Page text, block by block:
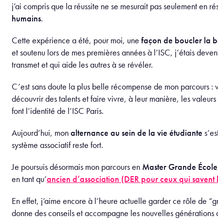
j’ai compris que la réussite ne se mesurait pas seulement en
humains.
Cette expérience a été, pour moi, une façon de boucler la
et soutenu lors de mes premières années à l’ISC, j’étais
transmet et qui aide les autres à se révéler.
C’est sans doute la plus belle récompense de mon parcours :
découvrir des talents et faire vivre, à leur manière, les valeurs
font l’identité de l’ISC Paris.
Aujourd’hui, monalternance au sein de la vie étudiante
système associatif reste fort.
Je poursuis désormais mon parcours en Master Grande École
en tant qu’ancien d’association (DER pour ceux qui
En effet, j’aime encore à l’heure actuelle garder ce rôle de
donne des conseils et accompagne les nouvelles générations